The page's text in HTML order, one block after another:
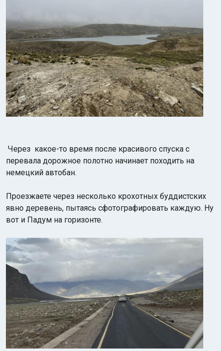
Через какое-то время после красивого спуска с
перевала дорожное полотно начинает походить на
немецкий автобан.
Проезжаете через несколько крохотных буддистских
явно деревень, пытаясь сфотографировать каждую. Ну
вот и Падум на горизонте.